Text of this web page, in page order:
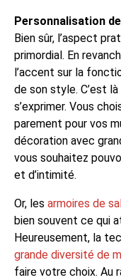
Personnalisation
Bien sûr, l’aspect
primordial. En
l’accent sur la
de son style. C’est
s’exprimer. Vous
parement pour vos
décoration avec
vous souhaitez
et d’intimité.
Or, les armoires de
bien souvent ce qui
Heureusement, la
grande diversité de
faire votre choix. Au